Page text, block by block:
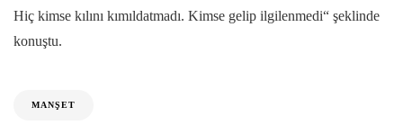
Hiç kimse kılını kımıldatmadı. Kimse gelip ilgilenmedi“ şeklinde
konuştu.
MANŞET